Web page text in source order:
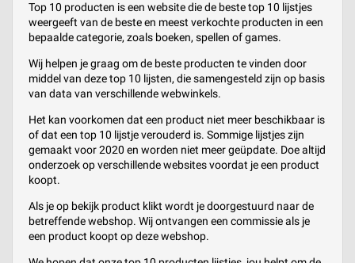
Top 10 producten is een website die de beste top 10 lijstjes
weergeeft van de beste en meest verkochte producten in een
bepaalde categorie, zoals boeken, spellen of games.
Wij helpen je graag om de beste producten te vinden door
middel van deze top 10 lijsten, die samengesteld zijn op basis
van data van verschillende webwinkels.
Het kan voorkomen dat een product niet meer beschikbaar is
of dat een top 10 lijstje verouderd is. Sommige lijstjes zijn
gemaakt voor 2020 en worden niet meer geüpdate. Doe altijd
onderzoek op verschillende websites voordat je een product
koopt.
Als je op bekijk product klikt wordt je doorgestuurd naar de
betreffende webshop. Wij ontvangen een commissie als je
een product koopt op deze webshop.